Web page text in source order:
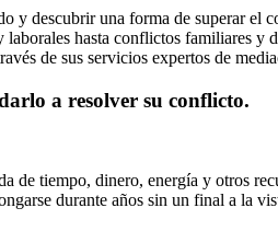
y descubrir una forma de superar el
laborales hasta conflictos familiares y
de sus servicios expertos de
a resolver su conflicto.
de tiempo, dinero, energía y otros
durante años sin un final a la